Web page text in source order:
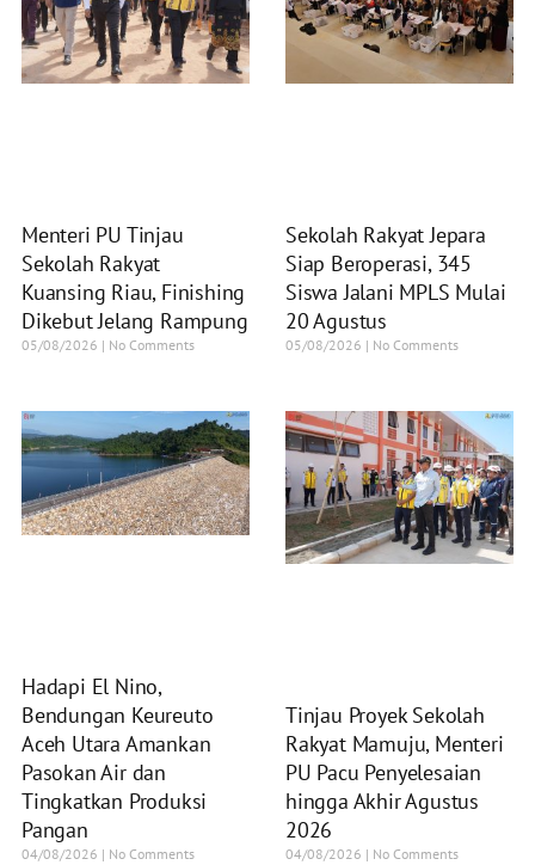
Menteri PU Tinjau
Sekolah Rakyat
Kuansing Riau, Finishing
Dikebut Jelang Rampung
05/08/2026 No Comments
Sekolah Rakyat Jepara
Siap Beroperasi, 345
Siswa Jalani MPLS Mulai
20 Agustus
05/08/2026 No Comments
Hadapi El Nino,
Bendungan Keureuto
Aceh Utara Amankan
Pasokan Air dan
Tingkatkan Produksi
Pangan
04/08/2026 No Comments
Tinjau Proyek Sekolah
Rakyat Mamuju, Menteri
PU Pacu Penyelesaian
hingga Akhir Agustus
2026
04/08/2026 No Comments